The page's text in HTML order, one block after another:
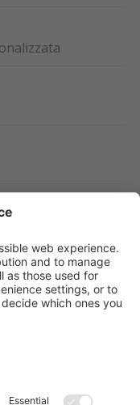
PARTITA
offerte,
speciali e
articoli